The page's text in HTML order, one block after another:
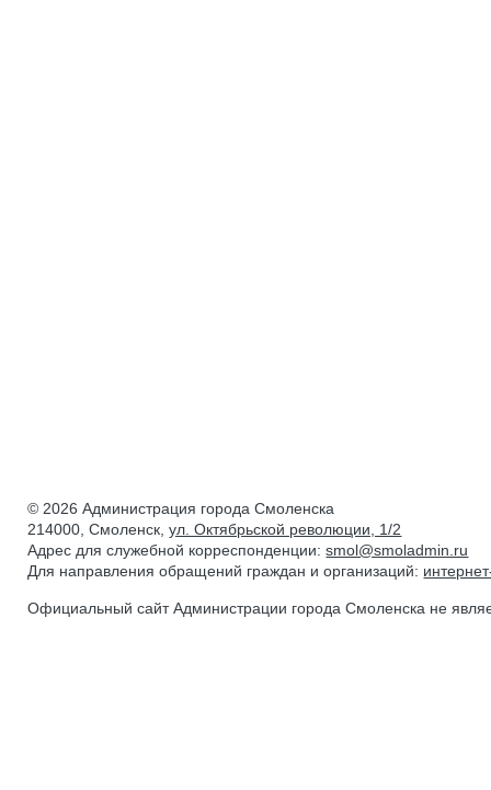
© 2026 Администрация города Смоленска
214000, Смоленск,ул. Октябрьской революции, 1/2
Адрес для служебной корреспонденции:smol@smoladmin.ru
Для направления обращений граждан и организаций:
Официальный сайт Администрации города Смоленска не